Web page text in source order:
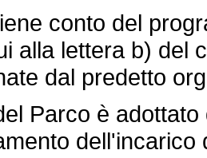
conto del
alla lettera b) del
dal predetto
Parco è adottato